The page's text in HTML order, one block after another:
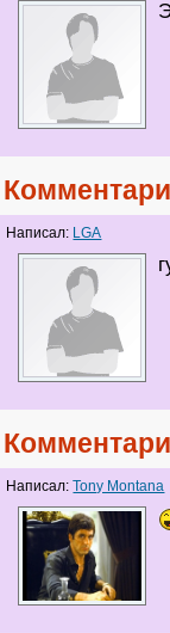
Написал: LGA
Написал:Tony Montana